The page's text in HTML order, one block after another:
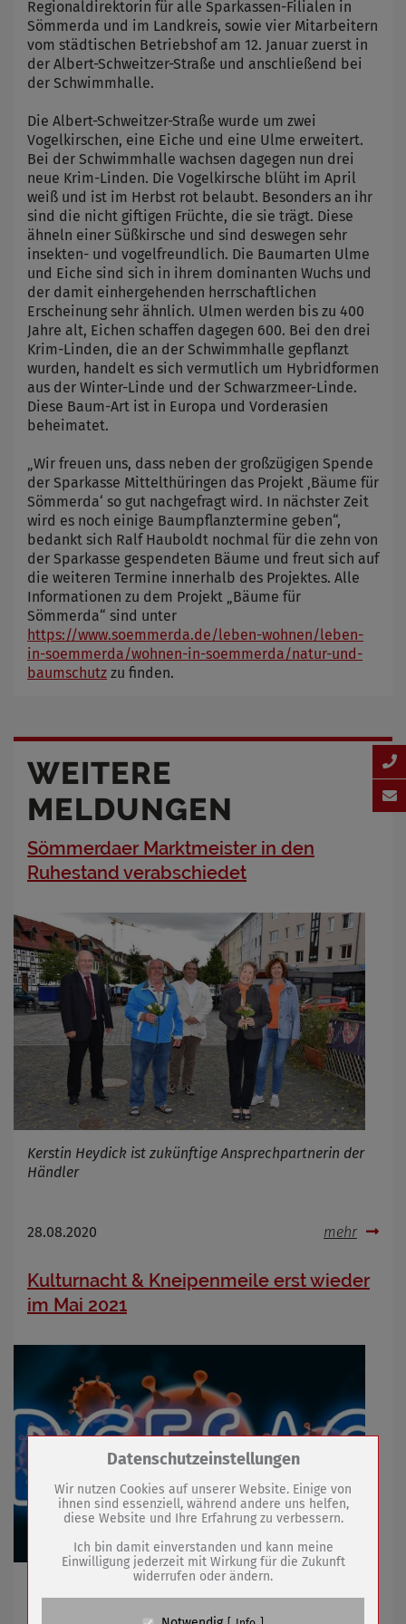
Regionaldirektorin für alle Sparkassen-Filialen in
Sömmerda und im Landkreis, sowie vier Mitarbeitern
vom städtischen Betriebshof am 12. Januar zuerst in
der Albert-Schweitzer-Straße und anschließend bei
der Schwimmhalle.
Die Albert-Schweitzer-Straße wurde um zwei
Vogelkirschen, eine Eiche und eine Ulme erweitert.
Bei der Schwimmhalle wachsen dagegen nun drei
neue Krim-Linden. Die Vogelkirsche blüht im April
weiß und ist im Herbst rot belaubt. Besonders an ihr
sind die nicht giftigen Früchte, die sie trägt. Diese
ähneln einer Süßkirsche und sind deswegen sehr
insekten- und vogelfreundlich. Die Baumarten Ulme
und Eiche sind sich in ihrem dominanten Wuchs und
der damit einhergehenden herrschaftlichen
Erscheinung sehr ähnlich. Ulmen werden bis zu 400
Jahre alt, Eichen schaffen dagegen 600. Bei den drei
Krim-Linden, die an der Schwimmhalle gepflanzt
wurden, handelt es sich vermutlich um Hybridformen
aus der Winter-Linde und der Schwarzmeer-Linde.
Diese Baum-Art ist in Europa und Vorderasien
beheimatet.
„Wir freuen uns, dass neben der großzügigen Spende
der Sparkasse Mittelthüringen das Projekt ‚Bäume für
Sömmerda‘ so gut nachgefragt wird. In nächster Zeit
wird es noch einige Baumpflanztermine geben“,
bedankt sich Ralf Hauboldt nochmal für die zehn von
der Sparkasse gespendeten Bäume und freut sich auf
die weiteren Termine innerhalb des Projektes. Alle
Informationen zu dem Projekt „Bäume für
Sömmerda“ sind unter
https://www.soemmerda.de/leben-wohnen/leben-
in-soemmerda/wohnen-in-soemmerda/natur-und-
baumschutz zu finden.
WEITERE
MELDUNGEN
Sömmerdaer Marktmeister in den
Ruhestand verabschiedet
Kerstin Heydick ist zukünftige Ansprechpartnerin der
Händler
28.08.2020 mehr
Kulturnacht & Kneipenmeile erst wieder
im Mai 2021
Unter derzeit geltenden Corona-Auflagen ist
Zum Betrieb der Seite notwendige Cookies /
Name
PHP Session Cookie
Anbieter
Eigentümer dieser Website (Wenko-
Wenselaar GmbH & Co. KG)
Absicherung Kontaktformular / SPAM
Datenschutzeinstellungen
Wir nutzen Cookies auf unserer Website. Einige von
ihnen sind essenziell, während andere uns helfen,
diese Website und Ihre Erfahrung zu verbessern.
Ich bin damit einverstanden und kann meine
Einwilligung jederzeit mit Wirkung für die Zukunft
widerrufen oder ändern.